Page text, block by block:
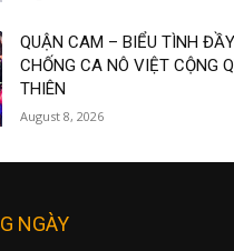
QUẬN CAM – BIỂU TÌNH
CHỐNG CA NÔ VIỆT CỘNG
THIÊN
August 8, 2026
NGÀY